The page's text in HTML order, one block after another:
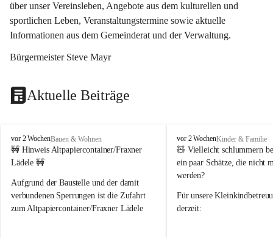
über unser Vereinsleben, Angebote aus dem kulturellen und
sportlichen Leben, Veranstaltungstermine sowie aktuelle
Informationen aus dem Gemeinderat und der Verwaltung.
Bürgermeister Steve Mayr
Aktuelle Beiträge
F
r
a
e
r
n
vor 2 WochenBauen & Wohnen
🚧 Hinweis Altpapiercontainer/Fraxner
Lädele 🚧
Aufgrund der Baustelle und der damit
verbundenen Sperrungen ist die Zufahrt
zum Altpapiercontainer/Fraxner Lädele
F
r
a
x
r
n
vor 2 WochenKinder & Familie
🧸 Vielleicht schlummern
ein paar Schätze, die nicht
werden?
Für unsere
derzeit: